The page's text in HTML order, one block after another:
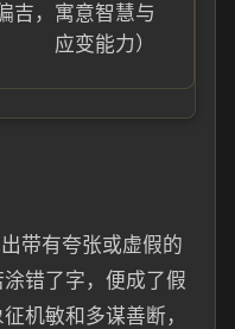
偏吉，寓意智慧与
应变能力）
带有夸张或虚假的
错了字，便成了假
机敏和多谋善断，